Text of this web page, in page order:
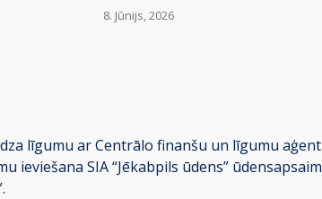
8. Jūnijs, 2026
līgumu ar Centrālo finanšu un līgumu
ieviešana SIA “Jēkabpils ūdens”